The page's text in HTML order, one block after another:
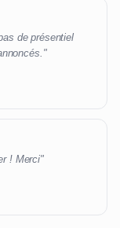
de présentiel
! Merci"